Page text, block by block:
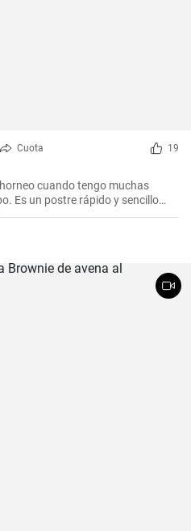
Cuota 19
cuando tengo muchas
Es un postre rápido y sencillo